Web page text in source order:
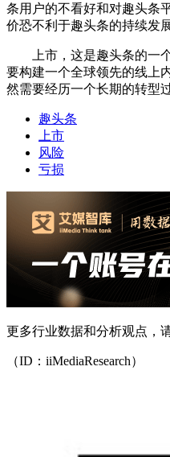
条用户的不看好和对趣头条
价恐不利于趣头条的持续发展
上市，这是趣头条的一个
要构建一个全球领先的线上
然需要经历一个长期的转型过
趣头条
上市
风险
亏损
更多行业数据和分析观点，
（ID：iiMediaResearch）